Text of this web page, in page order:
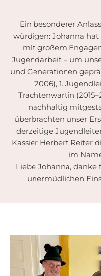
Ein besonderer
würdigen: Johanna
mit großem
Jugendarbeit – um
und Generationen
2006), 1.
Trachtenwartin
nachhaltig
überbrachten unser
derzeitige
Kassier Herbert Reiter
im
Liebe Johanna,
unermüdlichen